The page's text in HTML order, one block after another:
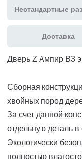
Нестандартные
Доставка
Дверь Z Ампир В3
Сборная
хвойных пород
За счет данной
отдельную деталь
Экологически
полностью